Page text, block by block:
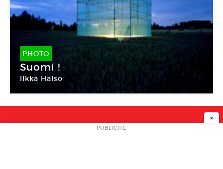
PHOTO
Suomi !
Ilkka Halso
NEWSLETTER
×
PUBLICITÉ